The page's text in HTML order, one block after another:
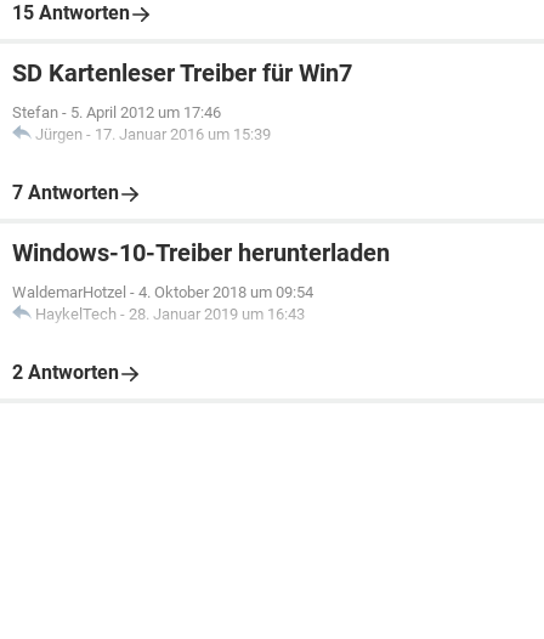
15 Antworten
SD Kartenleser Treiber für Win7
Stefan - 5. April 2012 um 17:46
Jürgen - 17. Januar 2016 um 15:39
7 Antworten
Windows-10-Treiber herunterladen
WaldemarHotzel - 4. Oktober 2018 um 09:54
HaykelTech - 28. Januar 2019 um 16:43
2 Antworten